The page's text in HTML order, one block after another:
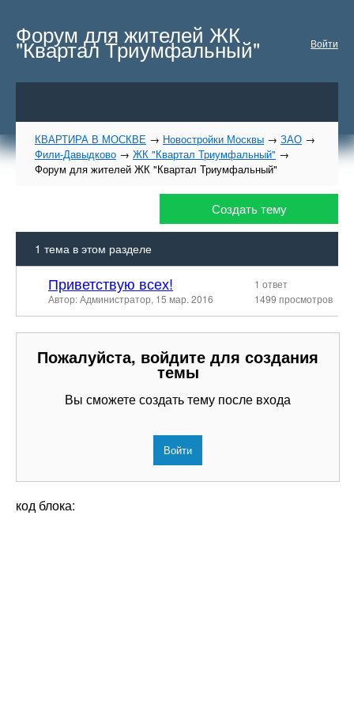
Войти
Форум для жителей ЖК
"Квартал Триумфальный"
КВАРТИРА В МОСКВЕ → Новостройки Москвы → ЗАО →
Фили-Давыдково → ЖК "Квартал Триумфальный" →
Форум для жителей ЖК "Квартал Триумфальный"
Создать тему
1 тема в этом разделе
Приветствую всех!
Автор: Администратор, 15 мар. 2016
1 ответ
1499 просмотров
Пожалуйста, войдите для создания
темы
Вы сможете создать тему после входа
Войти
код блока: